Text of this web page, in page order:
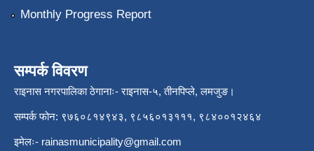
Monthly Progress Report
सम्पर्क विवरण
राइनास नगरपालिका ठेगानाः- राइनास-५, तीनपिप्ले, लमजुङ।
सम्पर्क फोन: ९७६०८१४९४३, ९८५६०१३१११, ९८४००१२४६४
इमेलः- rainasmunicipality@gmail.com